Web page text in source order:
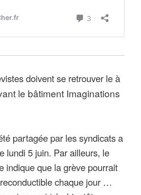
doivent se retrouver leà
le bâtiment Imaginations
partagée par les syndicats a
lundi 5 juin. Par ailleurs, le
indique que la grève pourrait
chaque jour …